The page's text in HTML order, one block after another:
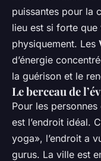
puissantes pour la
lieu est si forte
physiquement. Les
d’énergie
la guérison et le
Le berceau de
Pour les
est l’endroit idéal.
yoga», l’endroit a
gurus. La ville est